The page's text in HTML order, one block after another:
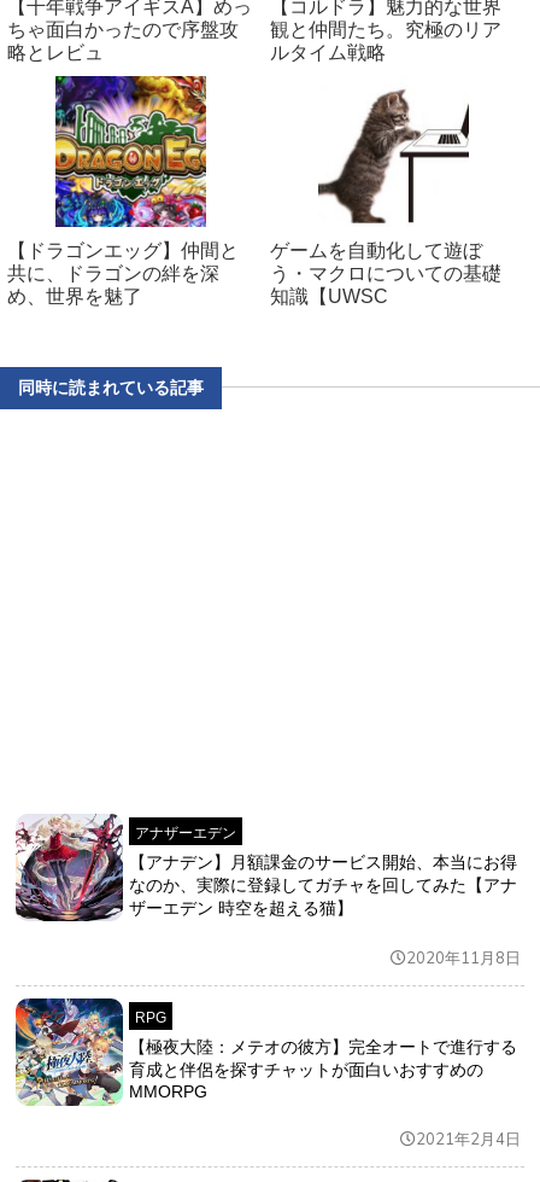
【千年戦争アイギスA】めっ
ちゃ面白かったので序盤攻
略とレビュ
【コルドラ】魅力的な世界
観と仲間たち。究極のリア
ルタイム戦略
【ドラゴンエッグ】仲間と
共に、ドラゴンの絆を深
め、世界を魅了
ゲームを自動化して遊ぼ
う・マクロについての基礎
知識【UWSC
同時に読まれている記事
アナザーエデン
【アナデン】月額課金のサービス開始、本当にお得
なのか、実際に登録してガチャを回してみた【アナ
ザーエデン 時空を超える猫】
2020年11月8日
RPG
【極夜大陸：メテオの彼方】完全オートで進行する
育成と伴侶を探すチャットが面白いおすすめの
MMORPG
2021年2月4日